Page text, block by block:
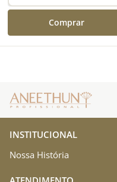
Comprar
INSTITUCIONAL
Nossa História